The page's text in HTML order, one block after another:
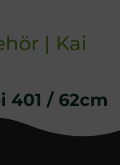
| Kai
401 / 62cm